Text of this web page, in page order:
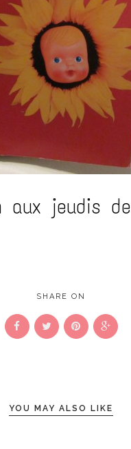
aux jeudis de
SHARE ON
YOU MAY ALSO LIKE